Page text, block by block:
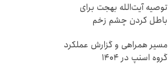
توصیه آیت‌الله بهجت برای
باطل کردن چشم زخم
مسیر همراهی و گزارش عملکرد
گروه اسنپ در ۱۴۰۴